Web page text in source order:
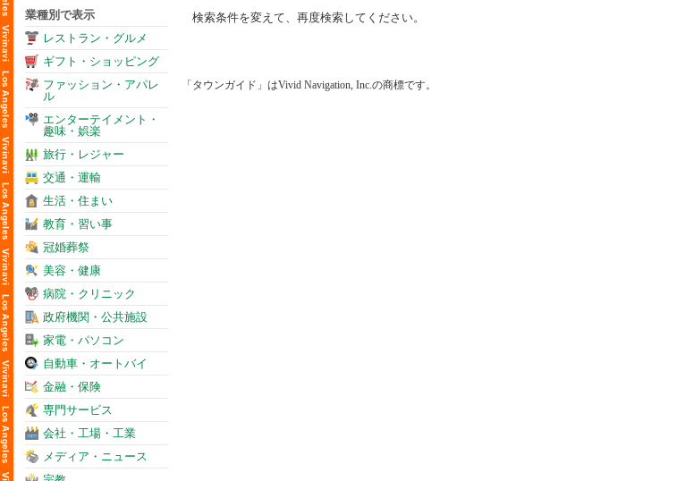
業種別で表示
レストラン・グルメ
ギフト・ショッピング
ファッション・アパレ
ル
エンターテイメント・
趣味・娯楽
旅行・レジャー
交通・運輸
生活・住まい
教育・習い事
冠婚葬祭
美容・健康
病院・クリニック
政府機関・公共施設
家電・パソコン
自動車・オートバイ
金融・保険
専門サービス
会社・工場・工業
メディア・ニュース
検索条件を変えて、再度検索してください。
「タウンガイド」はVivid Navigation, Inc.の商標です。